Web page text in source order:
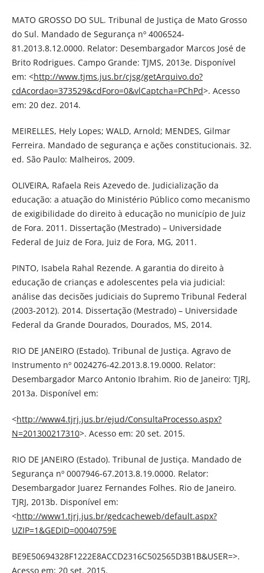
MATO GROSSO DO SUL. Tribunal de Justiça de Mato Grosso
do Sul. Mandado de Segurança nº 4006524-
81.2013.8.12.0000. Relator: Desembargador Marcos José de
Brito Rodrigues. Campo Grande: TJMS, 2013e. Disponível
em: <http://www.tjms.jus.br/cjsg/getArquivo.do?
cdAcordao=373529&cdForo=0&vlCaptcha=PChPd>. Acesso
em: 20 dez. 2014.
MEIRELLES, Hely Lopes; WALD, Arnold; MENDES, Gilmar
Ferreira. Mandado de segurança e ações constitucionais. 32.
ed. São Paulo: Malheiros, 2009.
OLIVEIRA, Rafaela Reis Azevedo de. Judicialização da
educação: a atuação do Ministério Público como mecanismo
de exigibilidade do direito à educação no município de Juiz
de Fora. 2011. Dissertação (Mestrado) – Universidade
Federal de Juiz de Fora, Juiz de Fora, MG, 2011.
PINTO, Isabela Rahal Rezende. A garantia do direito à
educação de crianças e adolescentes pela via judicial:
análise das decisões judiciais do Supremo Tribunal Federal
(2003-2012). 2014. Dissertação (Mestrado) – Universidade
Federal da Grande Dourados, Dourados, MS, 2014.
RIO DE JANEIRO (Estado). Tribunal de Justiça. Agravo de
Instrumento nº 0024276-42.2013.8.19.0000. Relator:
Desembargador Marco Antonio Ibrahim. Rio de Janeiro: TJRJ,
2013a. Disponível em:
<http://www4.tjrj.jus.br/ejud/ConsultaProcesso.aspx?
N=201300217310>. Acesso em: 20 set. 2015.
RIO DE JANEIRO (Estado). Tribunal de Justiça. Mandado de
Segurança nº 0007946-67.2013.8.19.0000. Relator:
Desembargador Juarez Fernandes Folhes. Rio de Janeiro.
TJRJ, 2013b. Disponível em:
<http://www1.tjrj.jus.br/gedcacheweb/default.aspx?
UZIP=1&GEDID=00040759E
BE9E50694328F1222E8ACCD2316C502565D3B1B&USER=>.
Acesso em: 20 set. 2015.